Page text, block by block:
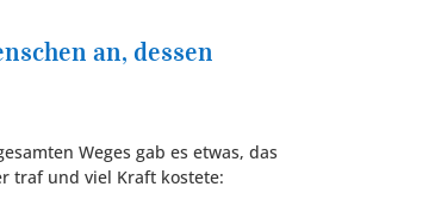
an, dessen
Weges gab es etwas, das
traf und viel Kraft kostete: